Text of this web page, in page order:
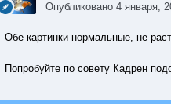
Опубликовано 4 января,
Обе картинки нормальные, не
Попробуйте по совету Кадрен